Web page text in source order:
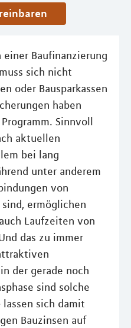
einer Baufinanzierung
sich nicht
oder Bausparkassen
haben
Sinnvoll
aktuellen
bei lang
unter anderem
von
ermöglichen
Laufzeiten von
das zu immer
der gerade noch
sind solche
sich damit
Bauzinsen auf